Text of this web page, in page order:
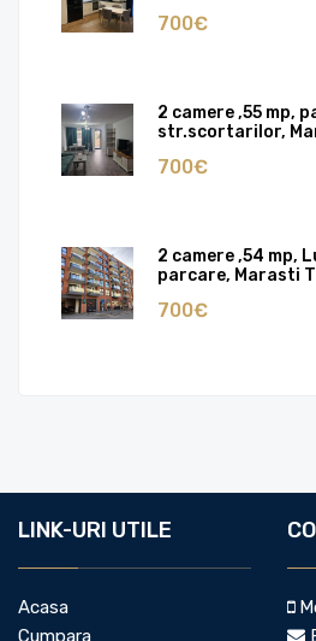
700€
2 camere ,55 mp,
str.scortarilor,
700€
2 camere ,54 mp,
parcare, Marasti
700€
LINK-URI UTILE
Acasa
Cumpara